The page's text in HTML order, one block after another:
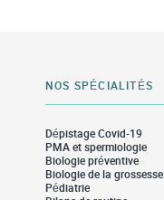
NOS SPÉCIALITÉS
Dépistage Covid-19
PMA et spermiologie
Biologie préventive
Biologie de la grossesse
Pédiatrie